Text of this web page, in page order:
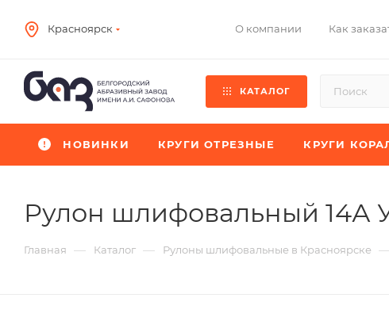
Красноярск О компании Как
КАТАЛОГ
НОВИНКИ КРУГИ ОТРЕЗНЫЕ КРУГИ
Рулон шлифовальный 14А
Главная — Каталог — Рулоны шлифовальные в Красноярске